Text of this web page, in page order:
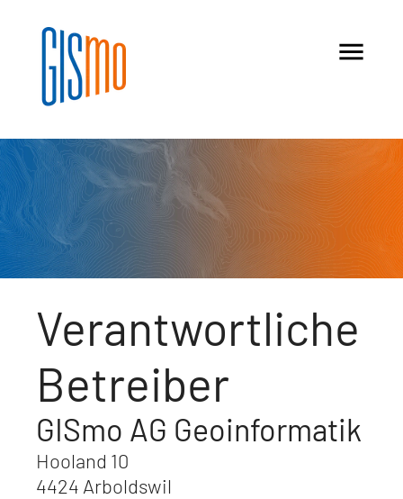
menu
Verantwortliche
Betreiber
GISmo AG Geoinformatik
Hooland 10
4424 Arboldswil